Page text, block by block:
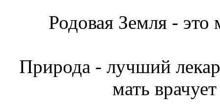
Родовая Земля - это
Природа - лучший
мать